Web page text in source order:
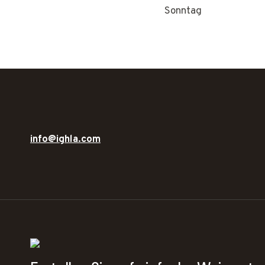
Sonntag
info@ighla.com